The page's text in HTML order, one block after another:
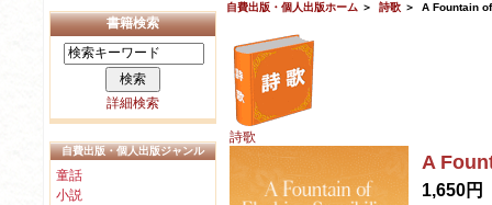
書籍検索
詳細検索
自費出版・個人出版ジャンル
童話
小説
自費出版・個人出版ホーム＞ 詩歌＞ A Fountain
詩歌
A
1,650円